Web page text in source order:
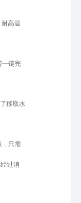
高温
一键完
移取水
，只需
过消